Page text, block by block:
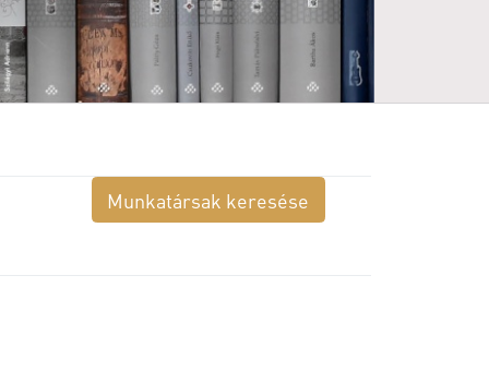
Munkatársak keresése